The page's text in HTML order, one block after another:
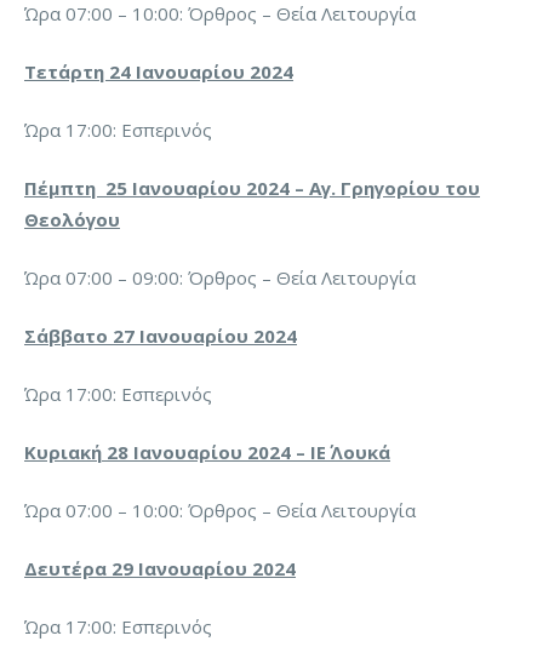
Ώρα 07:00 – 10:00: Όρθρος – Θεία Λειτουργία
Τετάρτη 24 Ιανουαρίου 2024
Ώρα 17:00: Εσπερινός
Πέμπτη 25 Ιανουαρίου 2024 – Αγ. Γρηγορίου του
Θεολόγου
Ώρα 07:00 – 09:00: Όρθρος – Θεία Λειτουργία
Σάββατο 27 Ιανουαρίου 2024
Ώρα 17:00: Εσπερινός
Κυριακή 28 Ιανουαρίου 2024 – ΙΕ΄ Λουκά
Ώρα 07:00 – 10:00: Όρθρος – Θεία Λειτουργία
Δευτέρα 29 Ιανουαρίου 2024
Ώρα 17:00: Εσπερινός